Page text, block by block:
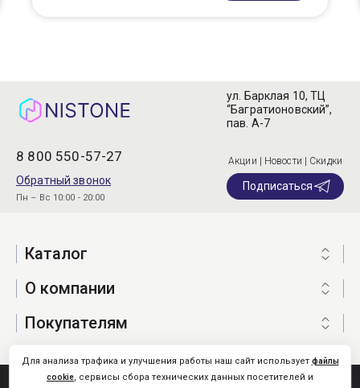
8 800 550-57-27
Обратный звонок
Пн – Вс 10:00 - 20:00
ул. Барклая 10, ТЦ
“Багратионовский”,
пав. А-7
Акции | Новости | Скидки
Подписаться
Каталог
О компании
Покупателям
Nistone.Ru © 2026
Для анализа трафика и улучшения работы наш сайт использует файлы
cookie, сервисы сбора технических данных посетителей и